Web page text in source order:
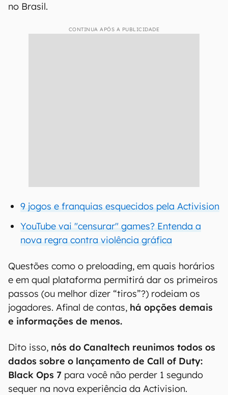
no Brasil.
CONTINUA APÓS A PUBLICIDADE
9 jogos e franquias esquecidos pela Activision
YouTube vai "censurar" games? Entenda a
nova regra contra violência gráfica
Questões como o preloading, em quais horários
e em qual plataforma permitirá dar os primeiros
passos (ou melhor dizer “tiros”?) rodeiam os
jogadores. Afinal de contas, há opções demais
e informações de menos.
Dito isso, nós do Canaltech reunimos todos os
dados sobre o lançamento de Call of Duty:
Black Ops 7 para você não perder 1 segundo
sequer na nova experiência da Activision.